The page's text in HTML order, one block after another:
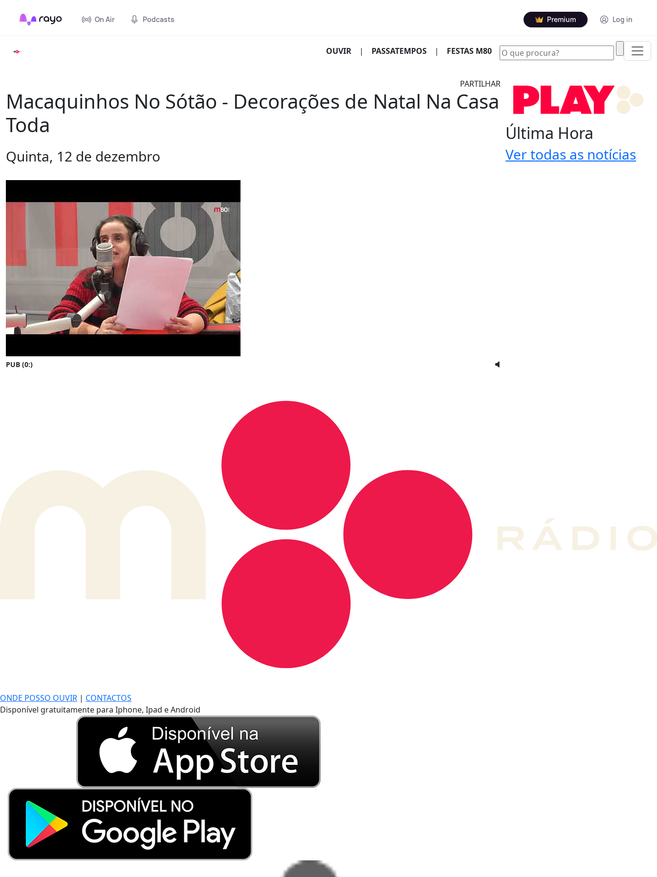
On Air Podcasts Premium Log in
OUVIR (CURRENT)
| PASSATEMPOS | FESTAS M80
PARTILHAR
Macaquinhos No Sótão - Decorações de Natal Na Casa
Toda
Quinta, 12 de dezembro
PUB (0:)
Última Hora
Ver todas as notícias
ONDE POSSO OUVIR | CONTACTOS
Disponível gratuitamente para Iphone, Ipad e Android